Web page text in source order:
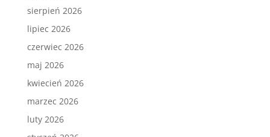
sierpień 2026
lipiec 2026
czerwiec 2026
maj 2026
kwiecień 2026
marzec 2026
luty 2026